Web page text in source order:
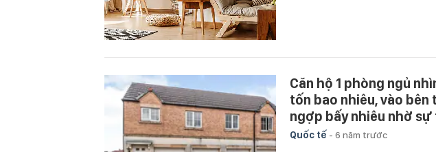
Căn hộ 1 phòng ngủ
tốn bao nhiêu, vào
ngợp bấy nhiêu nhờ
Quốc tế - 6 năm trước